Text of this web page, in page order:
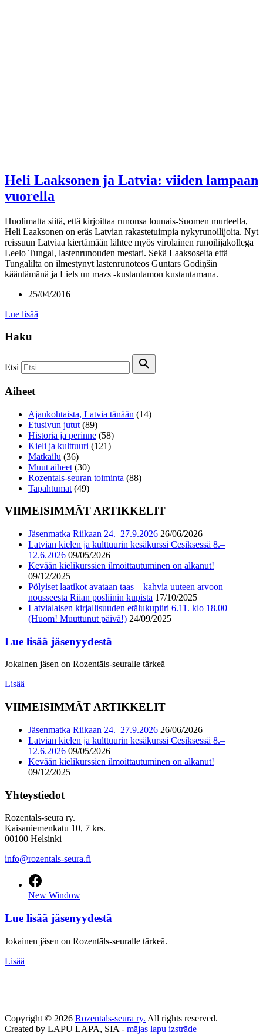
Heli Laaksonen ja Latvia: viiden lampaan
vuorella
Huolimatta siitä, että kirjoittaa runonsa lounais-Suomen murteella,
Heli Laaksonen on eräs Latvian rakastetuimpia nykyrunoilijoita. Nyt
reissuun Latviaa kiertämään lähtee myös virolainen runoilijakollega
Leelo Tungal, lastenrunouden mestari. Sekä Laaksoselta että
Tungalilta on ilmestynyt lastenrunoteos Guntars Godiņšin
kääntämänä ja Liels un mazs -kustantamon kustantamana.
25/04/2016
Lue lisää
Haku
Etsi
Aiheet
Ajankohtaista, Latvia tänään (14)
Etusivun jutut (89)
Historia ja perinne (58)
Kieli ja kulttuuri (121)
Matkailu (36)
Muut aiheet (30)
Rozentals-seuran toiminta (88)
Tapahtumat (49)
VIIMEISIMMÄT ARTIKKELIT
Jäsenmatka Riikaan 24.–27.9.2026 26/06/2026
Latvian kielen ja kulttuurin kesäkurssi Cēsiksessä 8.–
12.6.2026 09/05/2026
Kevään kielikurssien ilmoittautuminen on alkanut!
09/12/2025
Pölyiset laatikot avataan taas – kahvia uuteen arvoon
nousseesta Riian posliinin kupista 17/10/2025
Latvialaisen kirjallisuuden etälukupiiri 6.11. klo 18.00
(Huom! Muuttunut päivä!) 24/09/2025
Lue lisää jäsenyydestä
Jokainen jäsen on Rozentāls-seuralle tärkeä
Lisää
VIIMEISIMMÄT ARTIKKELIT
Jäsenmatka Riikaan 24.–27.9.2026 26/06/2026
Latvian kielen ja kulttuurin kesäkurssi Cēsiksessä 8.–
12.6.2026 09/05/2026
Kevään kielikurssien ilmoittautuminen on alkanut!
09/12/2025
Yhteystiedot
Rozentāls-seura ry.
Kaisaniemenkatu 10, 7 krs.
00100 Helsinki
info@rozentals-seura.fi
New Window
Lue lisää jäsenyydestä
Jokainen jäsen on Rozentāls-seuralle tärkeä.
Lisää
Copyright © 2026 Rozentāls-seura ry. All rights reserved.
Created by LAPU LAPA, SIA - mājas lapu izstrāde